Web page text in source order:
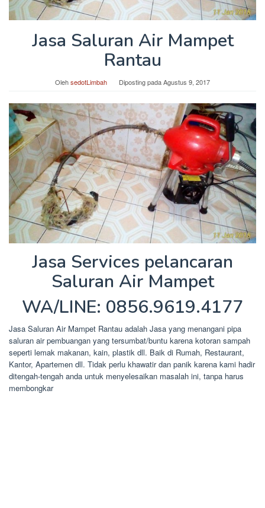
Jasa Saluran Air Mampet
Rantau
OlehsedotLimbah Diposting padaAgustus 9, 2017
Jasa Services pelancaran
Saluran Air Mampet
WA/LINE: 0856.9619.4177
Jasa Saluran Air Mampet Rantau adalah Jasa yang menangani pipa
saluran air pembuangan yang tersumbat/buntu karena kotoran sampah
seperti lemak makanan, kain, plastik dll. Baik di Rumah, Restaurant,
Kantor, Apartemen dll. Tidak perlu khawatir dan panik karena kami hadir
ditengah-tengah anda untuk menyelesaikan masalah ini, tanpa harus
membongkar